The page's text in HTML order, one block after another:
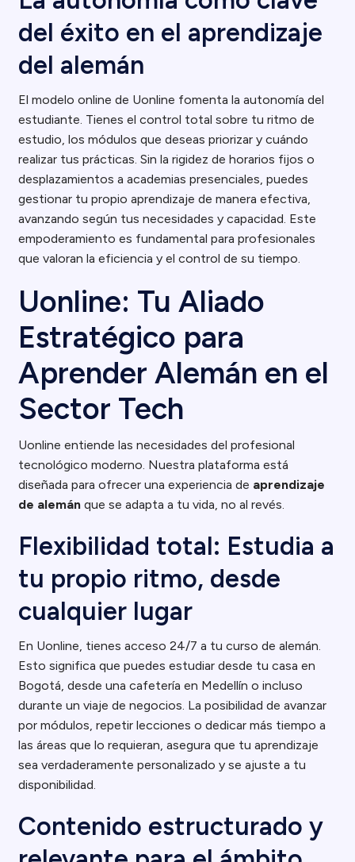
del éxito en el aprendizaje
del alemán
El modelo online de Uonline fomenta la autonomía del
estudiante. Tienes el control total sobre tu ritmo de
estudio, los módulos que deseas priorizar y cuándo
realizar tus prácticas. Sin la rigidez de horarios fijos o
desplazamientos a academias presenciales, puedes
gestionar tu propio aprendizaje de manera efectiva,
avanzando según tus necesidades y capacidad. Este
empoderamiento es fundamental para profesionales
que valoran la eficiencia y el control de su tiempo.
Uonline: Tu Aliado
Estratégico para
Aprender Alemán en el
Sector Tech
Uonline entiende las necesidades del profesional
tecnológico moderno. Nuestra plataforma está
diseñada para ofrecer una experiencia de aprendizaje
de alemán que se adapta a tu vida, no al revés.
Flexibilidad total: Estudia a
tu propio ritmo, desde
cualquier lugar
En Uonline, tienes acceso 24/7 a tu curso de alemán.
Esto significa que puedes estudiar desde tu casa en
Bogotá, desde una cafetería en Medellín o incluso
durante un viaje de negocios. La posibilidad de avanzar
por módulos, repetir lecciones o dedicar más tiempo a
las áreas que lo requieran, asegura que tu aprendizaje
sea verdaderamente personalizado y se ajuste a tu
disponibilidad.
Contenido estructurado y